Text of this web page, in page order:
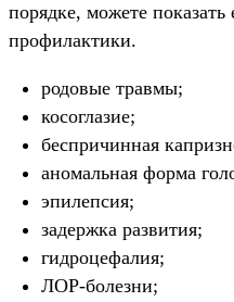
порядке, можете показать
профилактики.
родовые травмы;
косоглазие;
беспричинная
аномальная форма
эпилепсия;
задержка развития;
гидроцефалия;
ЛОР-болезни;